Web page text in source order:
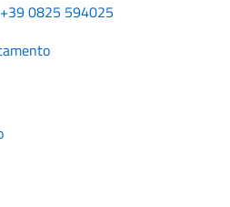
0825 594025